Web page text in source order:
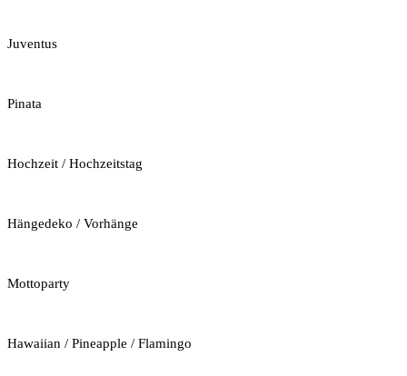
Juventus
Pinata
Hochzeit / Hochzeitstag
Hängedeko / Vorhänge
Mottoparty
Hawaiian / Pineapple / Flamingo